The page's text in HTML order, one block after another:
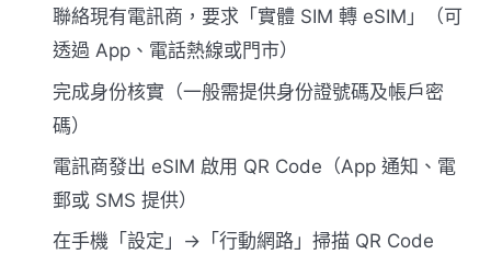
聯絡現有電訊商，要求「實體 SIM 轉 eSIM」（可
透過 App、電話熱線或門市）
完成身份核實（一般需提供身份證號碼及帳戶密
碼）
電訊商發出 eSIM 啟用 QR Code（App 通知、電
郵或 SMS 提供）
在手機「設定」→「行動網路」掃描 QR Code